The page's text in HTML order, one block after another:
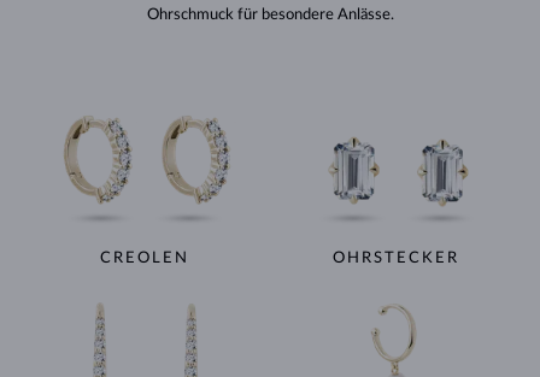
Ohrschmuck für besondere Anlässe.
CREOLEN OHRSTECKER